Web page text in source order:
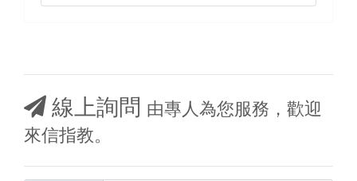
線上詢問 由專人為您服務，歡迎
來信指教。